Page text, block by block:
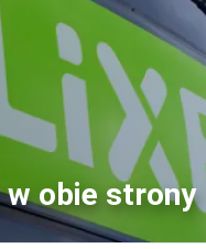
w obie strony